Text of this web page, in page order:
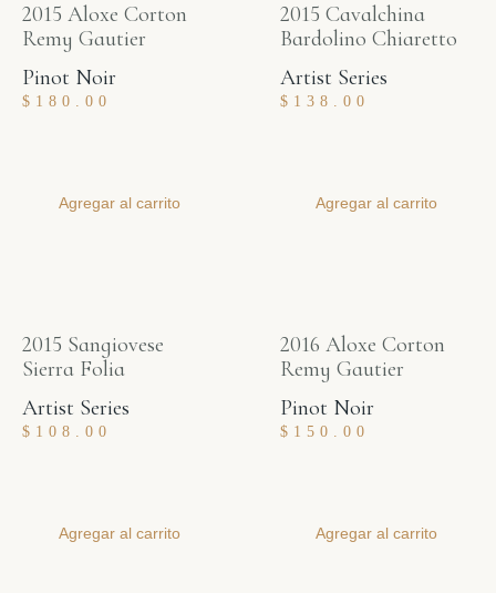
2015 Aloxe Corton
Remy Gautier
Pinot Noir
$ 180.00
Agregar al carrito
2015 Cavalchina
Bardolino Chiaretto
Artist Series
$ 138.00
Agregar al carrito
2015 Sangiovese
Sierra Folia
Artist Series
$ 108.00
Agregar al carrito
2016 Aloxe Corton
Remy Gautier
Pinot Noir
$ 150.00
Agregar al carrito